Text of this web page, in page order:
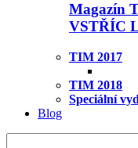
Magazín
VSTŘÍC
TIM 2017
TIM 2018
Speciální
Blog